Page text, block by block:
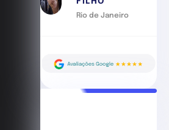
Rio de Janeiro